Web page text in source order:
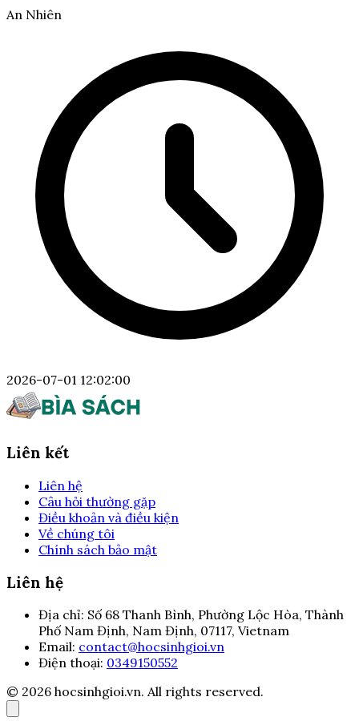
An Nhiên
2026-07-01 12:02:00
Liên kết
Liên hệ
Câu hỏi thường gặp
Điều khoản và điều kiện
Về chúng tôi
Chính sách bảo mật
Liên hệ
Địa chỉ: Số 68 Thanh Bình, Phường Lộc Hòa, Thành
Phố Nam Định, Nam Định, 07117, Vietnam
Email: contact@hocsinhgioi.vn
Điện thoại: 0349150552
© 2026 hocsinhgioi.vn. All rights reserved.